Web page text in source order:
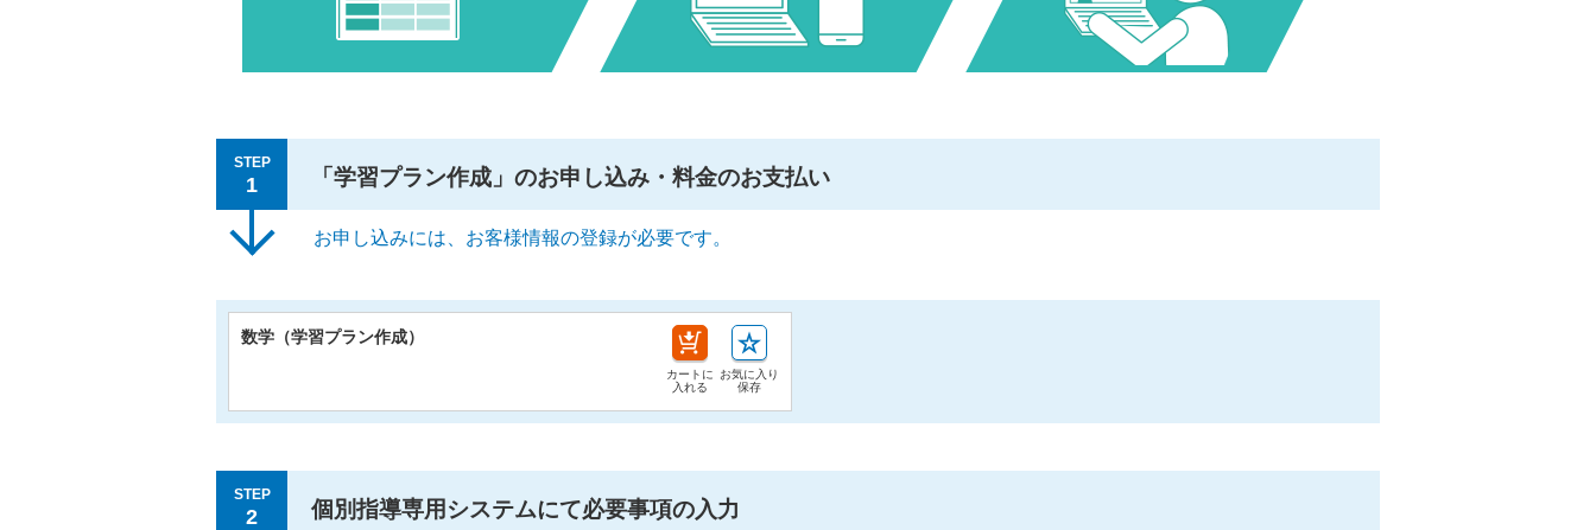
STEP
1 「学習プラン作成」のお申し込み・料金のお支払い
お申し込みには、お客様情報の登録が必要です。
数学（学習プラン作成）
カートに
入れる
お気に入り
保存
STEP
2 個別指導専用システムにて必要事項の入力